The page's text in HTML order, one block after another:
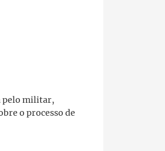
pelo militar,
o processo de